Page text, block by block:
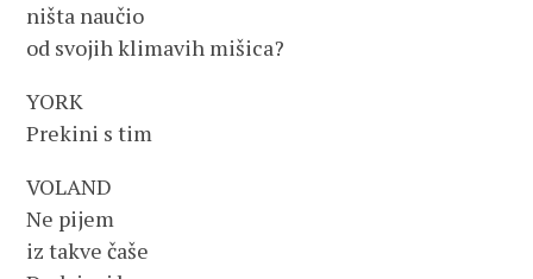
ništa naučio
od svojih klimavih mišica?
YORK
Prekini s tim
VOLAND
Ne pijem
iz takve čaše